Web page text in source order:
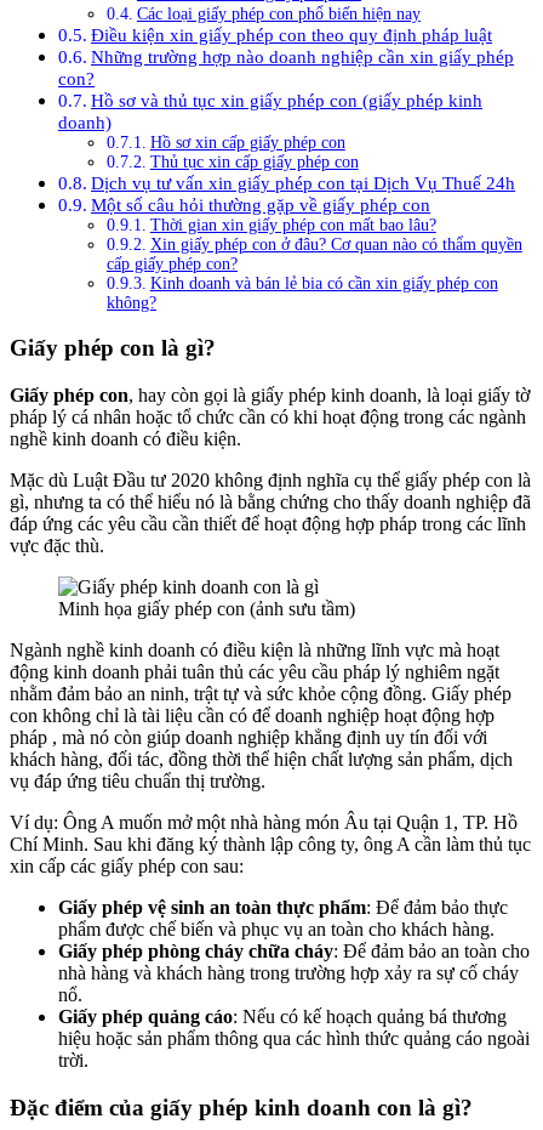
Các loại giấy phép con phổ biến hiện nay
Điều kiện xin giấy phép con theo quy định pháp luật
Những trường hợp nào doanh nghiệp cần xin giấy phép
con?
Hồ sơ và thủ tục xin giấy phép con (giấy phép kinh
doanh)
Hồ sơ xin cấp giấy phép con
Thủ tục xin cấp giấy phép con
Dịch vụ tư vấn xin giấy phép con tại Dịch Vụ Thuế 24h
Một số câu hỏi thường gặp về giấy phép con
Thời gian xin giấy phép con mất bao lâu?
Xin giấy phép con ở đâu? Cơ quan nào có thẩm quyền
cấp giấy phép con?
Kinh doanh và bán lẻ bia có cần xin giấy phép con
không?
Giấy phép con là gì?
Giấy phép con, hay còn gọi là giấy phép kinh doanh, là loại giấy tờ
pháp lý cá nhân hoặc tổ chức cần có khi hoạt động trong các ngành
nghề kinh doanh có điều kiện.
Mặc dù Luật Đầu tư 2020 không định nghĩa cụ thể giấy phép con là
gì, nhưng ta có thể hiểu nó là bằng chứng cho thấy doanh nghiệp đã
đáp ứng các yêu cầu cần thiết để hoạt động hợp pháp trong các lĩnh
vực đặc thù.
Minh họa giấy phép con (ảnh sưu tầm)
Ngành nghề kinh doanh có điều kiện là những lĩnh vực mà hoạt
động kinh doanh phải tuân thủ các yêu cầu pháp lý nghiêm ngặt
nhằm đảm bảo an ninh, trật tự và sức khỏe cộng đồng. Giấy phép
con không chỉ là tài liệu cần có để doanh nghiệp hoạt động hợp
pháp , mà nó còn giúp doanh nghiệp khẳng định uy tín đối với
khách hàng, đối tác, đồng thời thể hiện chất lượng sản phẩm, dịch
vụ đáp ứng tiêu chuẩn thị trường.
Ví dụ: Ông A muốn mở một nhà hàng món Âu tại Quận 1, TP. Hồ
Chí Minh. Sau khi đăng ký thành lập công ty, ông A cần làm thủ tục
xin cấp các giấy phép con sau:
Giấy phép vệ sinh an toàn thực phẩm: Để đảm bảo thực
phẩm được chế biến và phục vụ an toàn cho khách hàng.
Giấy phép phòng cháy chữa cháy: Để đảm bảo an toàn cho
nhà hàng và khách hàng trong trường hợp xảy ra sự cố cháy
nổ.
Giấy phép quảng cáo: Nếu có kế hoạch quảng bá thương
hiệu hoặc sản phẩm thông qua các hình thức quảng cáo ngoài
trời.
Đặc điểm của giấy phép kinh doanh con là gì?